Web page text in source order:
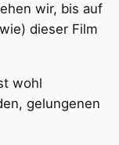
wir, bis auf
dieser Film
wohl
gelungenen